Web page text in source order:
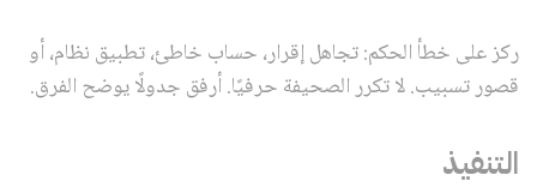
ركز على خطأ الحكم: تجاهل إقرار، حساب خاطئ، تطبيق نظام، أو
قصور تسبيب. لا تكرر الصحيفة حرفيًا. أرفق جدولًا يوضح الفرق.
التنفيذ